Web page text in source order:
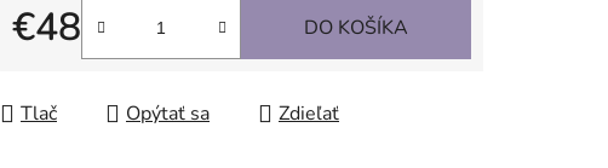
€48
Jednotková cena:
DO KOŠÍKA
Tlač Opýtať sa Zdieľať